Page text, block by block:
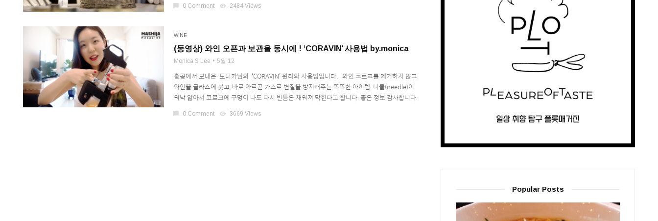
chat_bubble 0 Comment visibility 2484 Views
WINE
(동영상) 와인 오픈과 보관을 동시에 ! ‘CORAVIN’ 사용법 by.monica
Monica S Lee 5월 12
홍콩에서 보내온 모니카님의 ‘CORAVIN’ 원리와 사용법입니다. 와인 코르크를 제거하지 않고
와인을 글라스에 붓고, 바로 아르곤 가스로 변질을 방지해주는 똑똑한 아이템. 니들(needle)이
워낙 얇아서 코르크에 구멍이 나도 다시 빈틈은 채워져 막힌다고 합니다. 좋은 정보 감사합니다.
chat_bubble 0 Comment visibility 3669 Views
Popular Posts